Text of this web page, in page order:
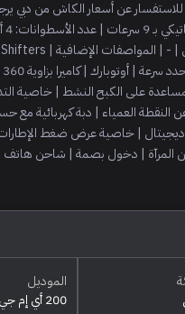
على الكبح النشط | خاصية
العمياء | دبة كهربائية
| خاصية عرض ضغط
الموديل
200 أي إم جي